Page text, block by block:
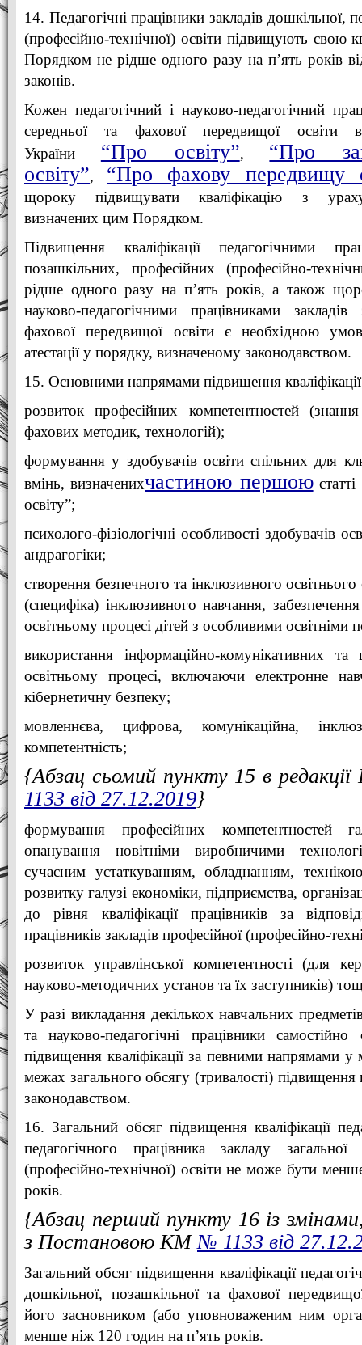
14. Педагогічні працівники закладів дошкільної,
(професійно-технічної) освіти підвищують свою
Порядком не рідше одного разу на п’ять років
законів.
Кожен педагогічний і науково-педагогічний
середньої та фахової передвищої освіти
України “Про освіту”, “Про
освіту”, “Про фахову передвищу
щороку підвищувати кваліфікацію з
визначених цим Порядком.
Підвищення кваліфікації педагогічними
позашкільних, професійних (професійно-
рідше одного разу на п’ять років, а також
науково-педагогічними працівниками закладів
фахової передвищої освіти є необхідною
атестації у порядку, визначеному законодавством.
15. Основними напрямами підвищення
розвиток професійних компетентностей
фахових методик, технологій);
формування у здобувачів освіти спільних для
вмінь, визначенихчастиною першою
освіту”;
психолого-фізіологічні особливості здобувачів
андрагогіки;
створення безпечного та інклюзивного
(специфіка) інклюзивного навчання,
освітньому процесі дітей з особливими освітніми
використання інформаційно-комунікативних
освітньому процесі, включаючи електронне
кібернетичну безпеку;
мовленнєва, цифрова, комунікаційна,
компетентність;
{Абзац сьомий пункту 15 в
1133 від 27.12.2019}
формування професійних компетентностей
опанування новітніми виробничими
сучасним устаткуванням, обладнанням,
розвитку галузі економіки, підприємства,
до рівня кваліфікації працівників за
працівників закладів професійної (професійно-
розвиток управлінської компетентності (для
науково-методичних установ та їх заступників)
У разі викладання декількох навчальних
та науково-педагогічні працівники самостійно
підвищення кваліфікації за певними напрямами у
межах загального обсягу (тривалості) підвищення
законодавством.
16. Загальний обсяг підвищення кваліфікації
педагогічного працівника закладу загальної
(професійно-технічної) освіти не може бути
років.
{Абзац перший пункту 16 із
з Постановою КМ№ 1133 від
Загальний обсяг підвищення кваліфікації
дошкільної, позашкільної та фахової
його засновником (або уповноваженим ним
менше ніж 120 годин на п’ять років.